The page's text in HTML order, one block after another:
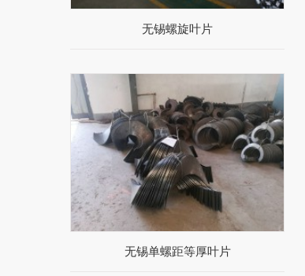
无锡螺旋叶片
无锡单螺距等厚叶片